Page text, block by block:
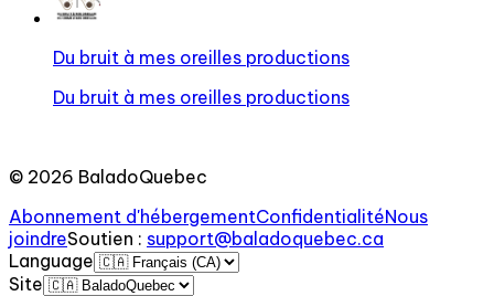
Du bruit à mes oreilles productions
Du bruit à mes oreilles productions
© 2026 BaladoQuebec
Abonnement d'hébergementConfidentialitéNous
joindreSoutien : support@baladoquebec.ca
Language
Site